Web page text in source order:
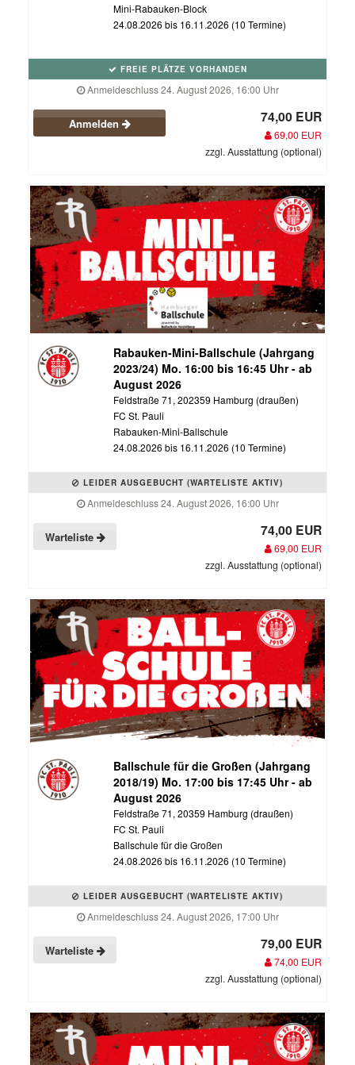
Mini-Rabauken-Block
24.08.2026 bis 16.11.2026 (10 Termine)
FREIE PLÄTZE VORHANDEN
Anmeldeschluss 24. August 2026, 16:00 Uhr
Anmelden 74,00 EUR
69,00 EUR
zzgl. Ausstattung (optional)
Rabauken-Mini-Ballschule (Jahrgang
2023/24) Mo. 16:00 bis 16:45 Uhr - ab
August 2026
Feldstraße 71, 202359 Hamburg (draußen)
FC St. Pauli
Rabauken-Mini-Ballschule
24.08.2026 bis 16.11.2026 (10 Termine)
LEIDER AUSGEBUCHT (WARTELISTE AKTIV)
Anmeldeschluss 24. August 2026, 16:00 Uhr
Warteliste 74,00 EUR
69,00 EUR
zzgl. Ausstattung (optional)
Ballschule für die Großen (Jahrgang
2018/19) Mo. 17:00 bis 17:45 Uhr - ab
August 2026
Feldstraße 71, 20359 Hamburg (draußen)
FC St. Pauli
Ballschule für die Großen
24.08.2026 bis 16.11.2026 (10 Termine)
LEIDER AUSGEBUCHT (WARTELISTE AKTIV)
Anmeldeschluss 24. August 2026, 17:00 Uhr
Warteliste 79,00 EUR
74,00 EUR
zzgl. Ausstattung (optional)